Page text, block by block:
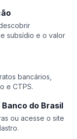
subsídio e o valor
bancários,
e CTPS.
do Brasil
ou acesse o site